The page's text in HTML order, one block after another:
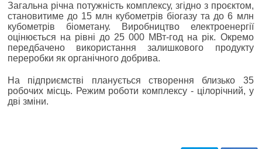
Загальна річна потужність комплексу, згідно з проєктом,
становитиме до 15 млн кубометрів біогазу та до 6 млн
кубометрів біометану. Виробництво електроенергії
оцінюється на рівні до 25 000 МВт-год на рік. Окремо
передбачено використання залишкового продукту
переробки як органічного добрива.
На підприємстві планується створення близько 35
робочих місць. Режим роботи комплексу - цілорічний, у
дві зміни.